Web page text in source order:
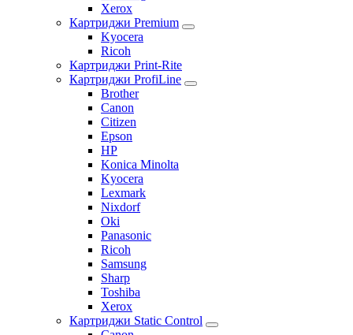
Xerox
Картриджи Premium
Kyocera
Ricoh
Картриджи Print-Rite
Картриджи ProfiLine
Brother
Canon
Citizen
Epson
HP
Konica Minolta
Kyocera
Lexmark
Nixdorf
Oki
Panasonic
Ricoh
Samsung
Sharp
Toshiba
Xerox
Картриджи Static Control